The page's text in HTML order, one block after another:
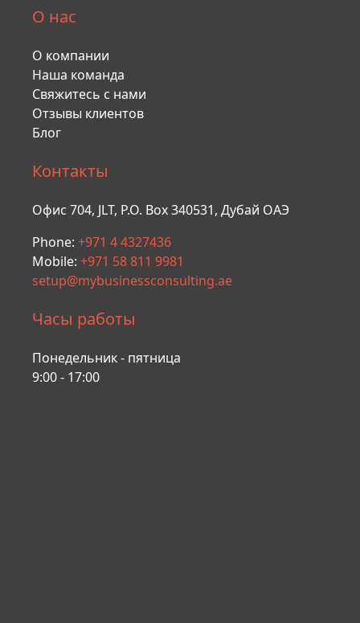
О нас
О компании
Наша команда
Свяжитесь с нами
Отзывы клиентов
Блог
Контакты
Офис 704, JLT, P.O. Box 340531, Дубай ОАЭ
Phone: +971 4 4327436
Mobile: +971 58 811 9981
setup@mybusinessconsulting.ae
Часы работы
Понедельник - пятница
9:00 - 17:00